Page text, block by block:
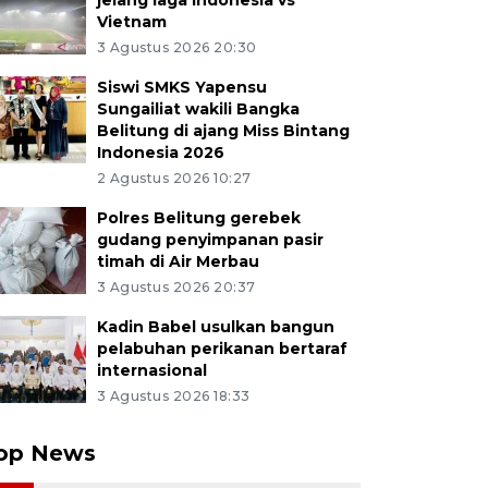
Vietnam
3 Agustus 2026 20:30
Siswi SMKS Yapensu
Sungailiat wakili Bangka
Belitung di ajang Miss Bintang
Indonesia 2026
2 Agustus 2026 10:27
Polres Belitung gerebek
gudang penyimpanan pasir
timah di Air Merbau
3 Agustus 2026 20:37
Kadin Babel usulkan bangun
pelabuhan perikanan bertaraf
internasional
3 Agustus 2026 18:33
News